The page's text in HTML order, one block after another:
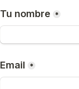
Tu nombre *
Email *